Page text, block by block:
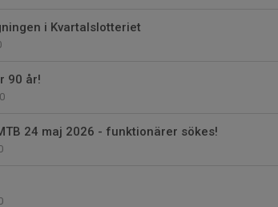
i Kvartalslotteriet
90 år!
0
24 maj 2026 - funktionärer sökes!